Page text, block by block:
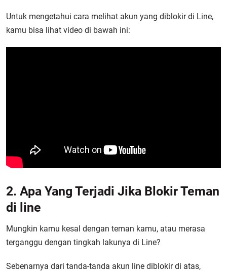
Untuk mengetahui cara melihat akun yang diblokir di Line,
kamu bisa lihat video di bawah ini:
2. Apa Yang Terjadi Jika Blokir Teman
di line
Mungkin kamu kesal dengan teman kamu, atau merasa
terganggu dengan tingkah lakunya di Line?
Sebenarnya dari tanda-tanda akun line diblokir di atas,